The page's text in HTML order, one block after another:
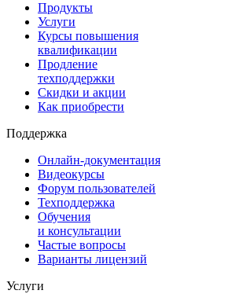
Продукты
Услуги
Курсы повышения
квалификации
Продление
техподдержки
Скидки и акции
Как приобрести
Поддержка
Онлайн-документация
Видеокурсы
Форум пользователей
Техподдержка
Обучения
и консультации
Частые вопросы
Варианты лицензий
Услуги